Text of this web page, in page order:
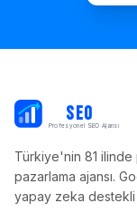
SEO
Profesyonel SEO Ajansı
Türkiye'nin 81
pazarlama ajansı.
yapay zeka destekli